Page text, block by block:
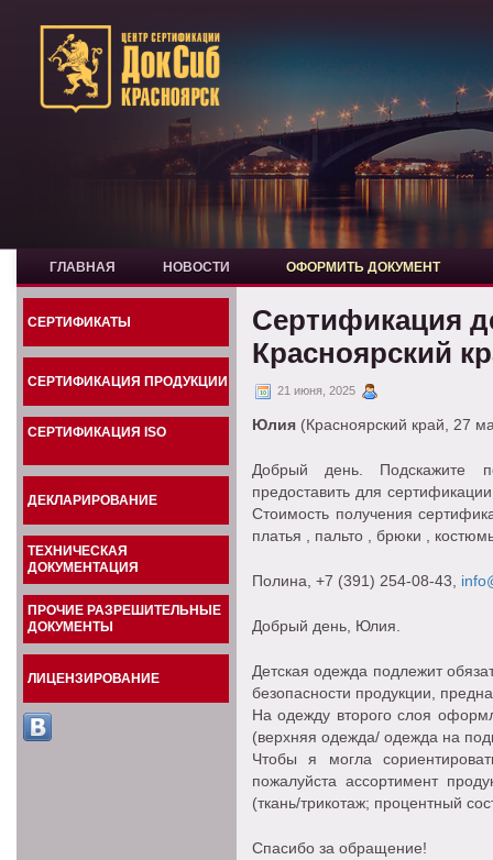
ГЛАВНАЯ НОВОСТИ ОФОРМИТЬ ДОКУМЕНТ
СЕРТИФИКАТЫ
СЕРТИФИКАЦИЯ ПРОДУКЦИИ
СЕРТИФИКАЦИЯ ISO
ДЕКЛАРИРОВАНИЕ
ТЕХНИЧЕСКАЯ
ДОКУМЕНТАЦИЯ
ПРОЧИЕ РАЗРЕШИТЕЛЬНЫЕ
ДОКУМЕНТЫ
ЛИЦЕНЗИРОВАНИЕ
Сертификация
Красноярский
21 июня, 2025
Юлия (Красноярский край, 27
Добрый день. Подскажите
предоставить для
Стоимость получения
платья , пальто , брюки ,
Полина , +7 (391) 254-08-43,
Добрый день, Юлия.
Детская одежда подлежит
безопасности продукции,
На одежду второго слоя
(верхняя одежда/ одежда на
Чтобы я могла
пожалуйста ассортимент
(ткань/трикотаж; процентный
Спасибо за обращение!